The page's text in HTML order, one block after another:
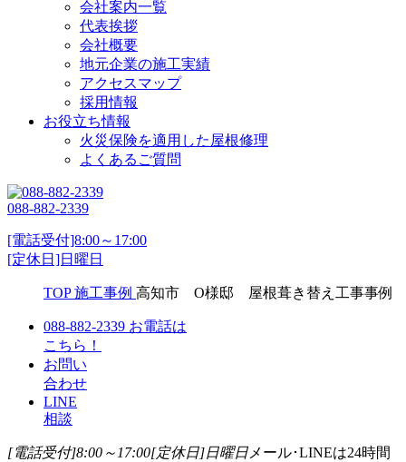
会社案内一覧
代表挨拶
会社概要
地元企業の施工実績
アクセスマップ
採用情報
お役立ち情報
火災保険を適用した屋根修理
よくあるご質問
088-882-2339
[電話受付]8:00～17:00
[定休日]日曜日
TOP 施工事例 高知市 O様邸 屋根葺き替え工事事例
088-882-2339 お電話は
こちら！
お問い
合わせ
LINE
相談
[電話受付]8:00～17:00[定休日]日曜日 メール･LINEは24時間